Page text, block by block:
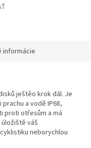
informácie
ještěo krok dál. Je
a vodě IP68,
proti otřesům a má
váš
neborychlou